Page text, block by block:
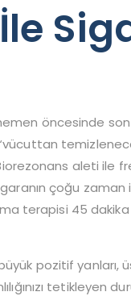
öncesinde
Biorezonans aleti
çoğu
terapisi 45
pozitif
tetikleyen